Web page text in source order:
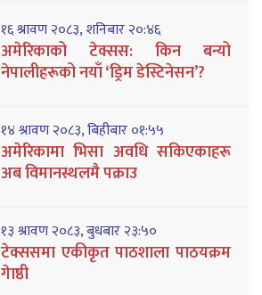
१६ श्रावण २०८३, शनिबार २०:४६
अमेरिकाको टेक्सस: किन बन्यो
नेपालीहरूको नयाँ ‘ड्रिम डेस्टिनेसन’?
१४ श्रावण २०८३, बिहीबार ०१:५५
अमेरिकामा भिसा अवधि सकिएकाहरू
अब विमानस्थलमै पक्राउ
१३ श्रावण २०८३, बुधबार २३:५०
टेक्ससमा एकीकृत पाठशाला पाठयक्रम
गेाष्ठी